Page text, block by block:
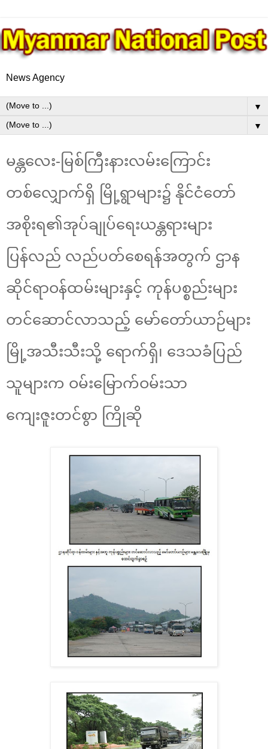
News Agency
▼
▼
မန္တလေး-မြစ်ကြီးနားလမ်းကြောင်း
တစ်လျှောက်ရှိ မြို့ရွာများ၌ နိုင်ငံတော်
အစိုးရ၏အုပ်ချုပ်ရေးယန္တရားများ
ပြန်လည် လည်ပတ်စေရန်အတွက် ဌာန
ဆိုင်ရာဝန်ထမ်းများနှင့် ကုန်ပစ္စည်းများ
တင်ဆောင်လာသည့် မော်တော်ယာဉ်များ
မြို့အသီးသီးသို့ ရောက်ရှိ၊ ဒေသခံပြည်
သူများက ဝမ်းမြောက်ဝမ်းသာ
ကျေးဇူးတင်စွာ ကြိုဆို